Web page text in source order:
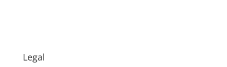
Legal